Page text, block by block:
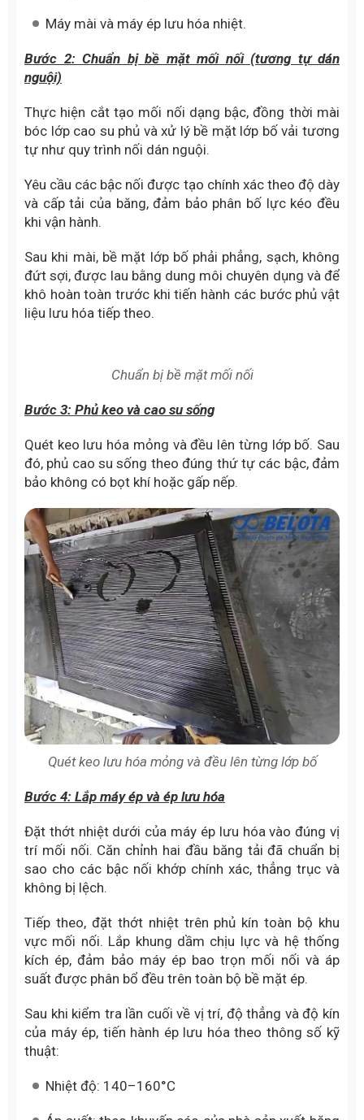
Máy mài và máy ép lưu hóa nhiệt.
Bước 2: Chuẩn bị bề mặt mối nối (tương tự dán
nguội)
Thực hiện cắt tạo mối nối dạng bậc, đồng thời mài
bóc lớp cao su phủ và xử lý bề mặt lớp bố vải tương
tự như quy trình nối dán nguội.
Yêu cầu các bậc nối được tạo chính xác theo độ dày
và cấp tải của băng, đảm bảo phân bố lực kéo đều
khi vận hành.
Sau khi mài, bề mặt lớp bố phải phẳng, sạch, không
đứt sợi, được lau bằng dung môi chuyên dụng và để
khô hoàn toàn trước khi tiến hành các bước phủ vật
liệu lưu hóa tiếp theo.
Chuẩn bị bề mặt mối nối
Bước 3: Phủ keo và cao su sống
Quét keo lưu hóa mỏng và đều lên từng lớp bố. Sau
đó, phủ cao su sống theo đúng thứ tự các bậc, đảm
bảo không có bọt khí hoặc gấp nếp.
Quét keo lưu hóa mỏng và đều lên từng lớp bố
Bước 4: Lắp máy ép và ép lưu hóa
Đặt thớt nhiệt dưới của máy ép lưu hóa vào đúng vị
sao cho các bậc nối khớp chính xác, thẳng trục và